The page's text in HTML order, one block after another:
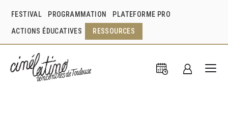
FESTIVAL PROGRAMMATION PLATEFORME PRO
ACTIONS ÉDUCATIVES RESSOURCES